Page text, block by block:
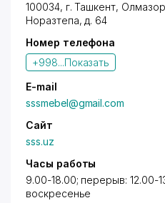
100034, г. Ташкент,
Норазтепа, д. 64
Номер телефона
+998...Показать
E-mail
sssmebel@gmail.com
Сайт
sss.uz
Часы работы
9.00-18.00; перерыв: 12.00-
воскресенье